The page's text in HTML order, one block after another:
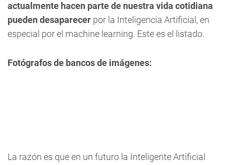
actualmente hacen parte de nuestra vida cotidiana
pueden desaparecer por la Inteligencia Artificial, en
especial por el machine learning. Este es el listado.
Fotógrafos de bancos de imágenes:
La razón es que en un futuro la Inteligente Artificial